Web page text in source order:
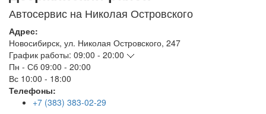
Автосервис на Николая Островского
Адрес:
Новосибирск, ул. Николая Островского, 247
График работы: 09:00 - 20:00
Пн - Сб 09:00 - 20:00
Вс 10:00 - 18:00
Телефоны:
+7 (383) 383-02-29